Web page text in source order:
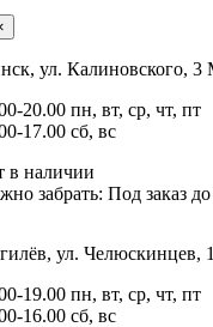
ул. Калиновского, 3
20.00 пн, вт, ср, чт, пт
17.00 сб, вс
в наличии
забрать: Под заказ
ул. Челюскинцев,
19.00 пн, вт, ср, чт, пт
16.00 сб, вс